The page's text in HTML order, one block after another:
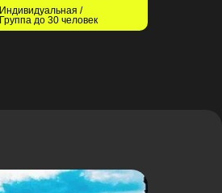
Индивидуальная /
Группа до 30 человек